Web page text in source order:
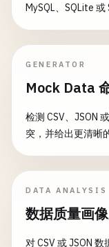
MySQL、SQLite 或
GENERATOR
Mock Data
检测 CSV、JSON
突，并给出更清晰
DATA ANALYSIS
数据质量画
对 CSV 或 JSON